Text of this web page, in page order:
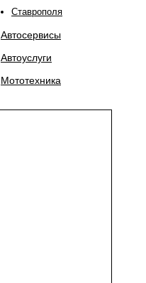
Ставрополя
Автосервисы
Автоуслуги
Мототехника